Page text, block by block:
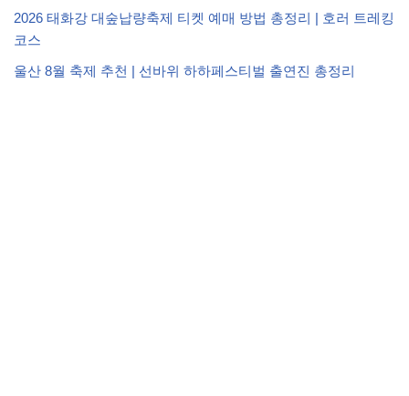
2026 태화강 대숲납량축제 티켓 예매 방법 총정리 | 호러 트레킹
코스
울산 8월 축제 추천 | 선바위 하하페스티벌 출연진 총정리